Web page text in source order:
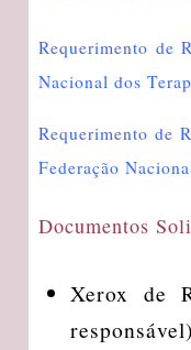
Requerimento de
Nacional dos
Requerimento de
Federação
Documentos
Xerox de
responsável)